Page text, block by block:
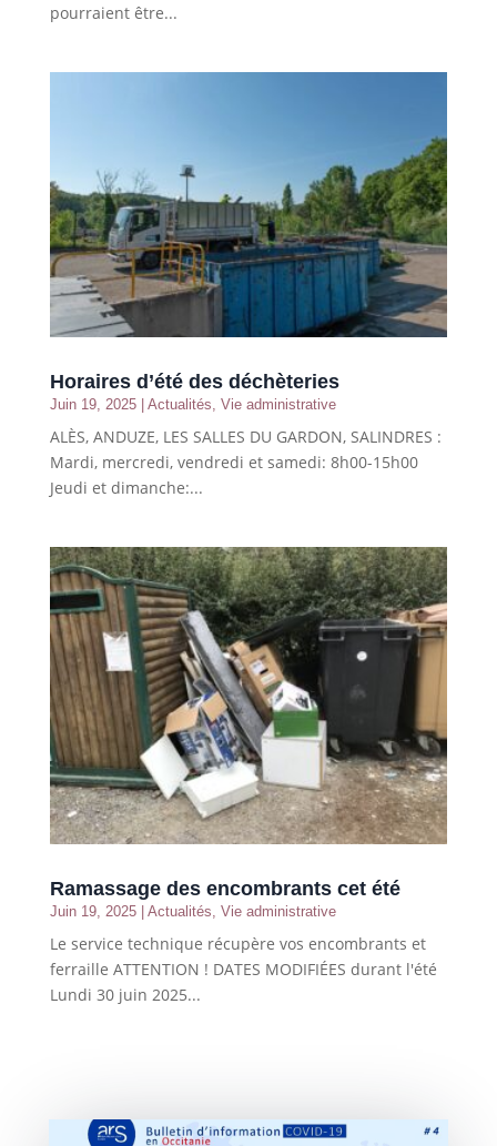
pourraient être...
Horaires d’été des déchèteries
Juin 19, 2025| Actualités Vie administrative
ALÈS, ANDUZE, LES SALLES DU GARDON, SALINDRES :
Mardi, mercredi, vendredi et samedi: 8h00-15h00
Jeudi et dimanche:...
Ramassage des encombrants cet été
Juin 19, 2025| Actualités, Vie administrative
Le service technique récupère vos encombrants et
ferraille ATTENTION ! DATES MODIFIÉES durant l'été
Lundi 30 juin 2025...